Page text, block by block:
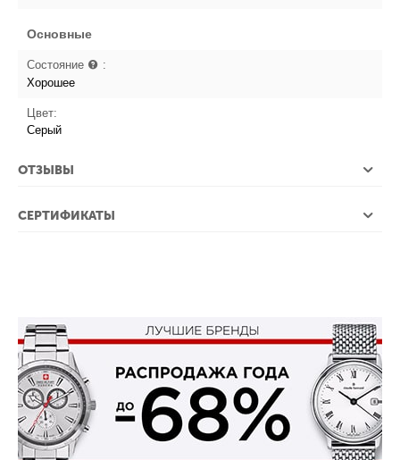
Основные
Состояние
:
Хорошее
Цвет:
Серый
ОТЗЫВЫ
СЕРТИФИКАТЫ